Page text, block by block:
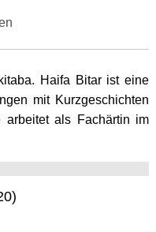
Haifa Bitar ist eine
mit Kurzgeschichten
arbeitet als Fachärtin im